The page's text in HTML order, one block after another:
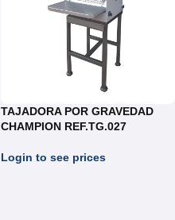
TAJADORA POR GRAVEDAD
CHAMPION REF.TG.027
Login to see prices